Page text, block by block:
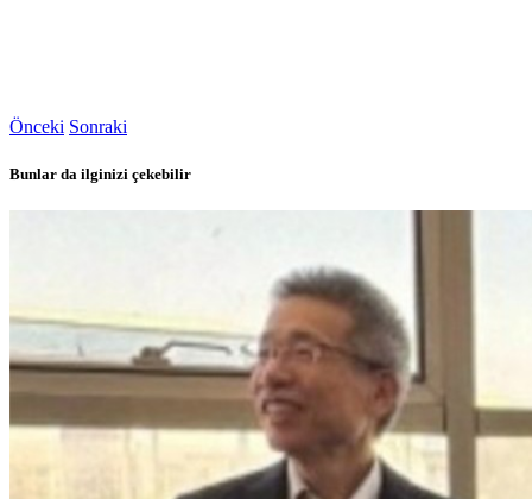
Önceki Sonraki
Bunlar da ilginizi çekebilir